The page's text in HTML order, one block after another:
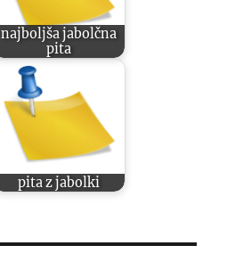
najboljša jabolčna
pita
pita z jabolki